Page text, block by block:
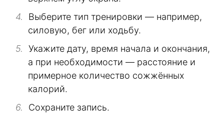
Выберите тип тренировки — например,
силовую, бег или ходьбу.
Укажите дату, время начала и окончания,
а при необходимости — расстояние и
примерное количество сожжённых
калорий.
Сохраните запись.